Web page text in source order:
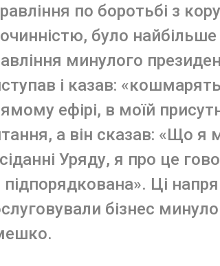
по боротьбі з
було найбільше
минулого
і казав:
ефірі, в моїй
а він сказав: «Що я
Уряду, я про це
підпорядкована». Ці
бізнес